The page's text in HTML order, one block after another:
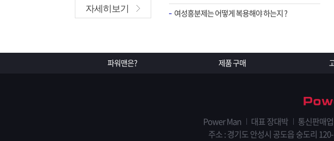
자세히보기
여성흥분제는 어떻게 복용해야 하는지 ?
파워맨은? 제품 구매
Power Man 대표 장대박 통신판매
주소 : 경기도 안성시 공도읍 숭도리